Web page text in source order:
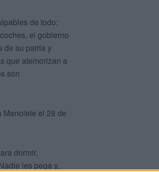
de todo:
el gobierno
de su patria y
que atemorizan a
son
Manolete el 28 de
dormir,
les pega y,